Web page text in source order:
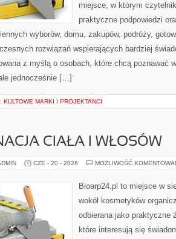
miejsce, w którym
praktyczne podpowiedzi
wyborów, domu, zakupów, podróży,
rozwiązań wspierających bardziej
z myślą o osobach, które chcą poznawać
jednocześnie […]
KULTOWE MARKI I PROJEKTANCI
CIAŁA I WŁOSÓW
CZE - 20 - 2026 MOŻLIWOŚĆ
Bioarp24.pl to miejsce w
wokół kosmetyków
odbierana jako praktyczne
które interesują się